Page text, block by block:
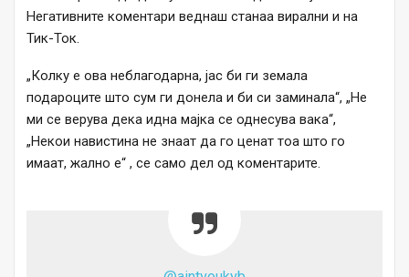
Негативните коментари веднаш станаа вирални и на
Тик-Ток.
„Колку е ова неблагодарна, јас би ги земала
подароците што сум ги донела и би си заминала“, „Не
ми се верува дека идна мајка се однесува вака“,
„Некои навистина не знаат да го ценат тоа што го
имаат, жално е“ , се само дел од коментарите.